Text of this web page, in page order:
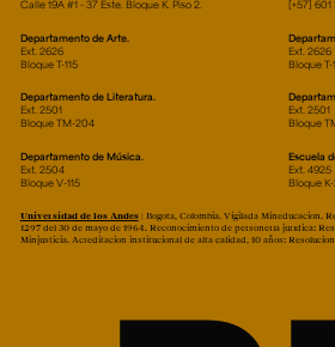
Calle 19A #1 - 37 Este. Bloque K. Piso 2.
[+57] 601
Departamento de Arte.
Ext. 2626
Bloque T-115
Ext. 2626
Bloque T-
Departamento de Literatura.
Ext. 2501
Bloque TM-204
Ext. 2501
Bloque
Departamento de Música.
Ext. 2504
Bloque V-115
Escuela
Ext. 4925
Bloque
Universidad de los Andes| Bogotá, Colombia. Vigilada Mineducación.
1297 del 30 de mayo de 1964. Reconocimiento de personería jurídica:
Minjusticia. Acreditación institucional de alta calidad, 10 años: